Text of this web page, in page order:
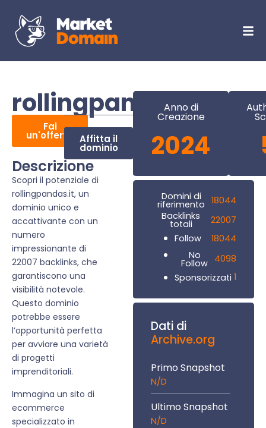
rollingpandas.it
Fai
un'offerta Affitta il
dominio
Descrizione
Scopri il potenziale di
rollingpandas.it, un
dominio unico e
accattivante con un
numero
impressionante di
22007 backlinks, che
garantiscono una
visibilità notevole.
Questo dominio
potrebbe essere
l’opportunità perfetta
per avviare una varietà
di progetti
imprenditoriali.
Immagina un sito di
ecommerce
specializzato in
Anno di
Creazione
2024
Domini di
riferimento 18044
Backlinks
totali
22007
Follow
18044
No
Follow 4098
Sponsorizzati 1
Dati di
Archive.org
Primo Snapshot
N/D
Ultimo Snapshot
N/D